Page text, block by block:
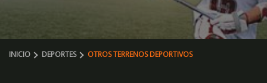
INICIO DEPORTES OTROS TERRENOS DEPORTIVOS